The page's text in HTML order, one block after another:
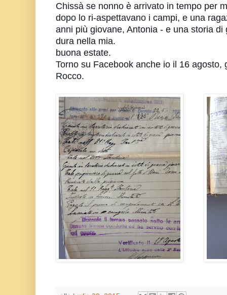
Chissà se nonno è arrivato in tempo per
dopo lo ri-aspettavano i campi, e una
anni più giovane, Antonia - e una storia
dura nella mia.
buona estate.
Torno su Facebook anche io il 16 agosto,
Rocco.